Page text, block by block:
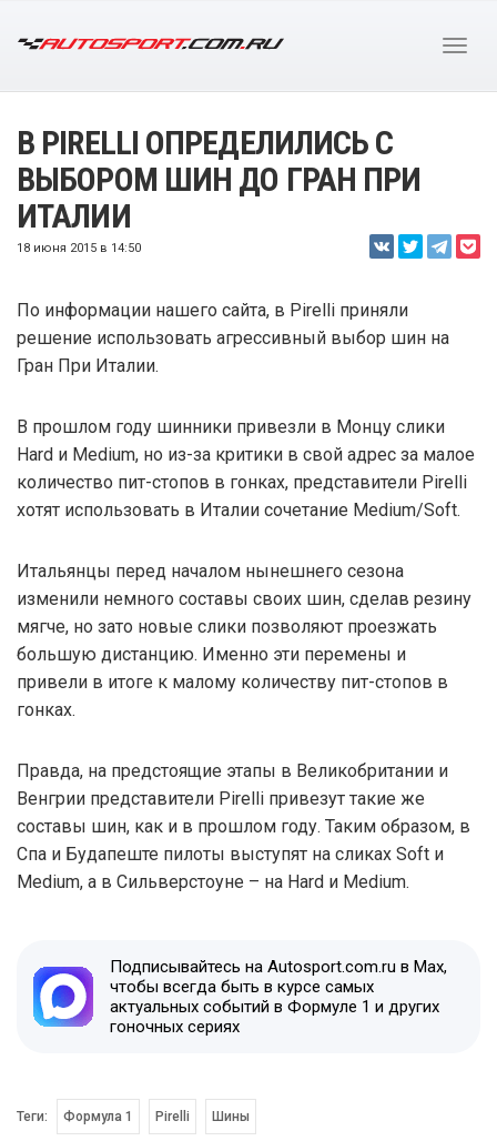
В PIRELLI ОПРЕДЕЛИЛИСЬ С
ВЫБОРОМ ШИН ДО ГРАН ПРИ
ИТАЛИИ
18 июня 2015 в 14:50
По информации нашего сайта, в Pirelli приняли
решение использовать агрессивный выбор шин на
Гран При Италии.
В прошлом году шинники привезли в Монцу слики
Hard и Medium, но из-за критики в свой адрес за малое
количество пит-стопов в гонках, представители Pirelli
хотят использовать в Италии сочетание Medium/Soft.
Итальянцы перед началом нынешнего сезона
изменили немного составы своих шин, сделав резину
мягче, но зато новые слики позволяют проезжать
большую дистанцию. Именно эти перемены и
привели в итоге к малому количеству пит-стопов в
гонках.
Правда, на предстоящие этапы в Великобритании и
Венгрии представители Pirelli привезут такие же
составы шин, как и в прошлом году. Таким образом, в
Спа и Будапеште пилоты выступят на сликах Soft и
Medium, а в Сильверстоуне – на Hard и Medium.
Подписывайтесь на Autosport.com.ru в Max,
чтобы всегда быть в курсе самых
актуальных событий в Формуле 1 и других
гоночных сериях
Теги: Формула 1 Pirelli Шины